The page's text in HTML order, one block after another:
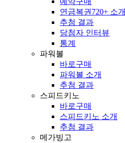
연금복권720+ 소개
추첨 결과
당첨자 인터뷰
통계
파워볼
바로구매
파워볼 소개
추첨 결과
스피드키노
바로구매
스피드키노 소개
추첨 결과
메가빙고